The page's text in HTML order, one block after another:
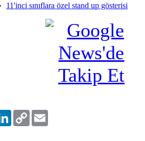
11'inci sınıflara özel stand up gösterisi
LinkedIn
Copy
Link